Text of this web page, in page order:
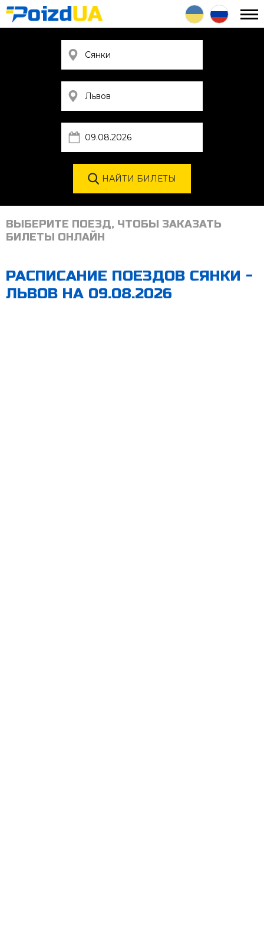
ВЫБЕРИТЕ ПОЕЗД, ЧТОБЫ ЗАКАЗАТЬ
БИЛЕТЫ ОНЛАЙН
РАСПИСАНИЕ ПОЕЗДОВ СЯНКИ -
ЛЬВОВ НА 09.08.2026